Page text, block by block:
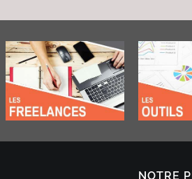
NOTRE